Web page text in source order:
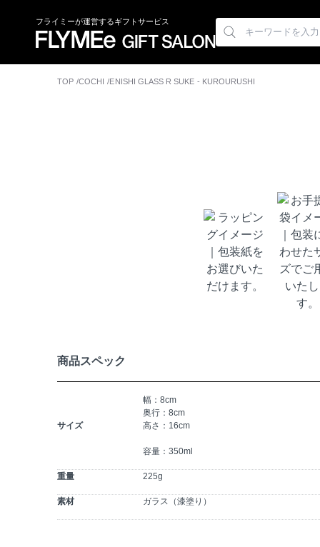
フライミーが運営するギフトサービス
TOP COCHI ENISHI GLASS R SUKE - KUROURUSHI
商品スペック
サイズ
幅：8cm
奥行：8cm
高さ：16cm
容量：350ml
重量 225g
素材 ガラス（漆塗り）